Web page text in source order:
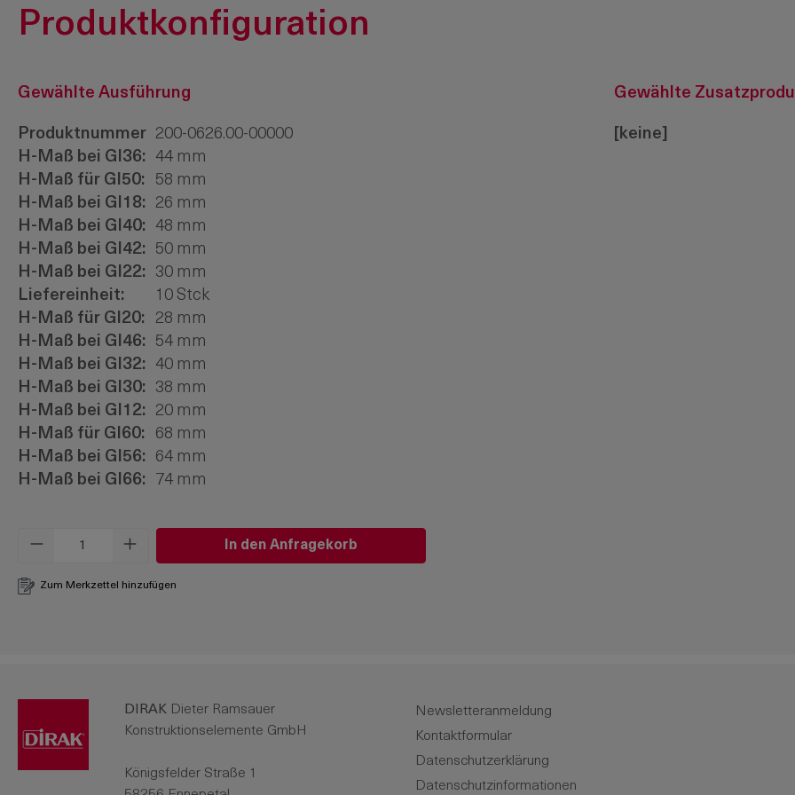
Produktkonfiguration
Gewählte Ausführung
Produktnummer 200-0626.00-00000
H-Maß bei Gl36:
44 mm
H-Maß für Gl50:
58 mm
H-Maß bei Gl18:
26 mm
H-Maß bei Gl40:
48 mm
H-Maß bei Gl42:
50 mm
H-Maß bei Gl22:
30 mm
Liefereinheit:
10 Stck
H-Maß für Gl20:
28 mm
H-Maß bei Gl46:
54 mm
H-Maß bei Gl32:
40 mm
H-Maß bei Gl30:
38 mm
H-Maß bei Gl12:
20 mm
H-Maß für Gl60:
68 mm
H-Maß bei Gl56:
64 mm
H-Maß bei Gl66:
74 mm
Produkt Anzahl: Gib den gewünschten Wert ein oder benutze die Schaltflächen
In den Anfragekorb
Gewählte
[keine]
Zum Merkzettel hinzufügen
DIRAK Dieter Ramsauer
Konstruktionselemente GmbH
Königsfelder Straße 1
Newsletteranmeldung
Kontaktformular
Datenschutzerklärung
Datenschutzinformationen